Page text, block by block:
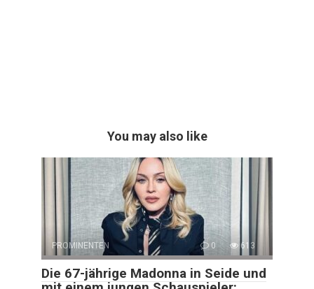
You may also like
PROMINENTEN 0 613
Die 67-jährige Madonna in Seide und